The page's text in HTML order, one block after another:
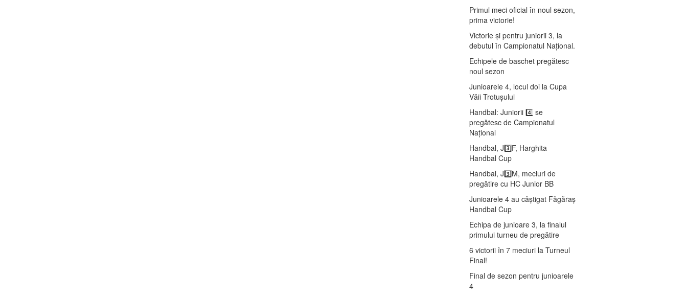
Primul meci oficial în noul sezon,
prima victorie!
Victorie și pentru juniorii 3, la
debutul în Campionatul Național.
Echipele de baschet pregătesc
noul sezon
Junioarele 4, locul doi la Cupa
Văii Trotușului
Handbal: Juniorii 4️⃣ se
pregătesc de Campionatul
Național
Handbal, J3️⃣F, Harghita
Handbal Cup
Handbal, J3️⃣M, meciuri de
pregătire cu HC Junior BB
Junioarele 4 au câștigat Făgăraș
Handbal Cup
Echipa de junioare 3, la finalul
primului turneu de pregătire
6 victorii în 7 meciuri la Turneul
Final!
Final de sezon pentru junioarele
4